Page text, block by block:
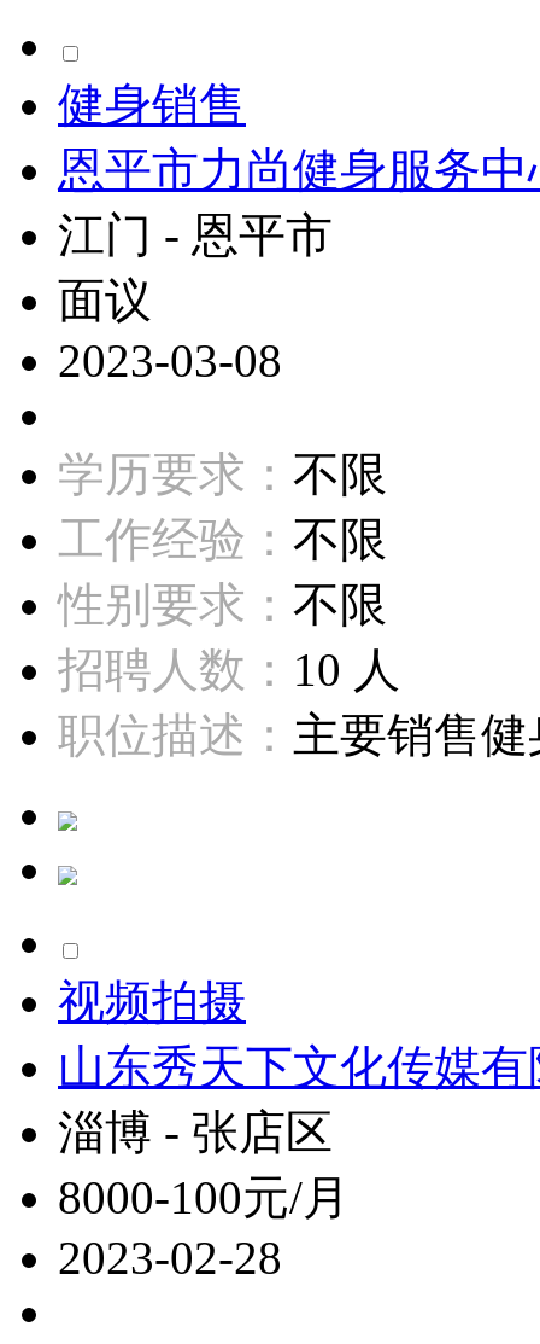
健身销售
恩平市力尚健身服务中
江门 - 恩平市
面议
2023-03-08
学历要求： 不限
工作经验： 不限
性别要求： 不限
招聘人数： 10 人
职位描述： 主要销售健
视频拍摄
山东秀天下文化传媒
淄博 - 张店区
8000-100元/月
2023-02-28